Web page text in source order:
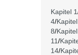
Kapitel 1
4/
8/
11/
14/